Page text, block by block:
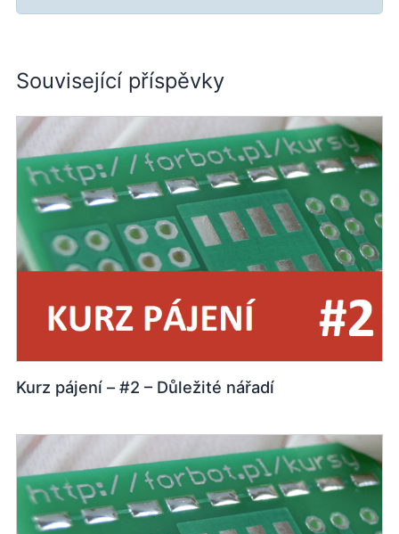
Kurz pájení – #7 – bistabilní přepínač, tranzistory
Kurz pájení – #8 – blikající gadget, integrované obvody
Související příspěvky
Kurz pájení – #2 – Důležité nářadí